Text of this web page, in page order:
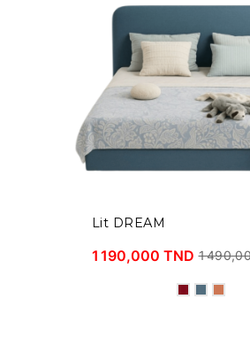
Lit DREAM
1 190,000 TND 1